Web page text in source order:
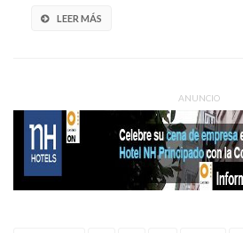
LEER MÁS
ANUNCIO